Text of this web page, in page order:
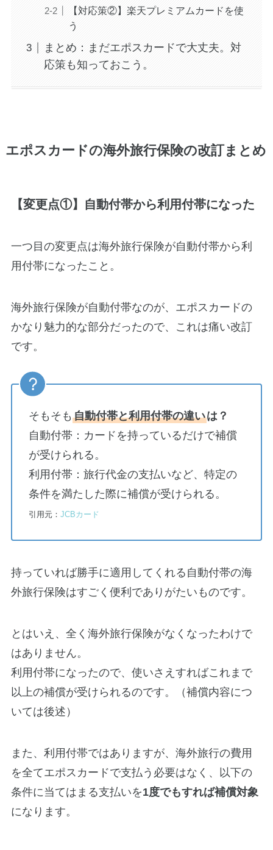
【対応策②】楽天プレミアムカードを使
う
まとめ：まだエポスカードで大丈夫。対
応策も知っておこう。
エポスカードの海外旅行保険の改訂まとめ
【変更点①】自動付帯から利用付帯になった
一つ目の変更点は海外旅行保険が自動付帯から利
用付帯になったこと。
海外旅行保険が自動付帯なのが、エポスカードの
かなり魅力的な部分だったので、これは痛い改訂
です。
そもそも 自動付帯と利用付帯の違いは？
自動付帯：カードを持っているだけで補償
が受けられる。
利用付帯：旅行代金の支払いなど、特定の
条件を満たした際に補償が受けられる。
引用元： JCBカード
持っていれば勝手に適用してくれる自動付帯の海
外旅行保険はすごく便利でありがたいものです。
とはいえ、全く海外旅行保険がなくなったわけで
はありません。
利用付帯になったので、使いさえすればこれまで
以上の補償が受けられるのです。（補償内容につ
いては後述）
また、利用付帯ではありますが、海外旅行の費用
を全てエポスカードで支払う必要はなく、以下の
条件に当てはまる支払いを1度でもすれば補償対象
になります。